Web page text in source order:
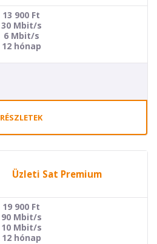
13 900 Ft
30 Mbit/s
6 Mbit/s
12 hónap
RÉSZLETEK
Üzleti Sat Premium
19 900 Ft
90 Mbit/s
10 Mbit/s
12 hónap